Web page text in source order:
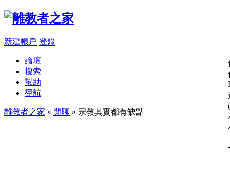
新建帳戶 登錄
論壇
搜索
幫助
導航
離教者之家 » 閒聊 » 宗教其實都有缺點